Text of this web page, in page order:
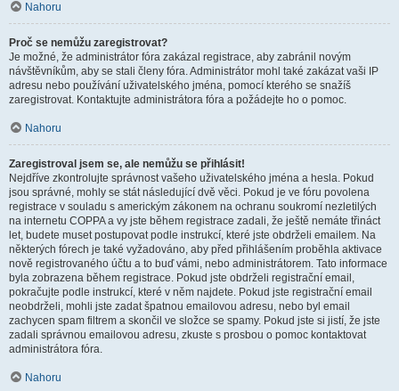
Nahoru
Proč se nemůžu zaregistrovat?
Je možné, že administrátor fóra zakázal registrace, aby zabránil novým
návštěvníkům, aby se stali členy fóra. Administrátor mohl také zakázat vaši IP
adresu nebo používání uživatelského jména, pomocí kterého se snažíš
zaregistrovat. Kontaktujte administrátora fóra a požádejte ho o pomoc.
Nahoru
Zaregistroval jsem se, ale nemůžu se přihlásit!
Nejdříve zkontrolujte správnost vašeho uživatelského jména a hesla. Pokud
jsou správné, mohly se stát následující dvě věci. Pokud je ve fóru povolena
registrace v souladu s americkým zákonem na ochranu soukromí nezletilých
na internetu COPPA a vy jste během registrace zadali, že ještě nemáte třináct
let, budete muset postupovat podle instrukcí, které jste obdrželi emailem. Na
některých fórech je také vyžadováno, aby před přihlášením proběhla aktivace
nově registrovaného účtu a to buď vámi, nebo administrátorem. Tato informace
byla zobrazena během registrace. Pokud jste obdrželi registrační email,
pokračujte podle instrukcí, které v něm najdete. Pokud jste registrační email
neobdrželi, mohli jste zadat špatnou emailovou adresu, nebo byl email
zachycen spam filtrem a skončil ve složce se spamy. Pokud jste si jistí, že jste
zadali správnou emailovou adresu, zkuste s prosbou o pomoc kontaktovat
administrátora fóra.
Nahoru